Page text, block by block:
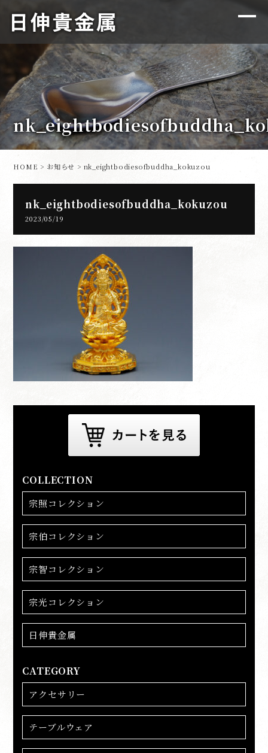
HOME > お知らせ > nk_eightbodiesofbuddha_kokuzou
nk_eightbodiesofbuddha_kokuzou
2023/05/19
COLLECTION
宗照コレクション
宗伯コレクション
宗智コレクション
宗光コレクション
日伸貴金属
CATEGORY
アクセサリー
テーブルウェア